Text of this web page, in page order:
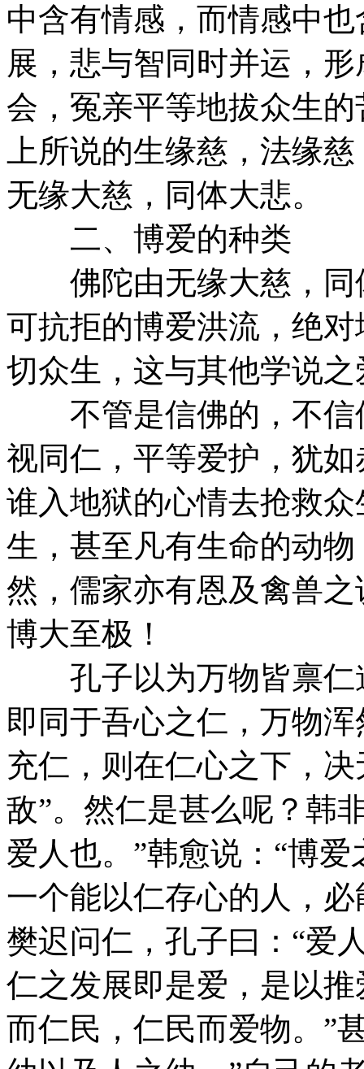
中含有情感，而情感中
展，悲与智同时并运，
会，冤亲平等地拔众生
上所说的生缘慈，法缘
无缘大慈，同体大悲。
二、博爱的种类
佛陀由无缘大慈，同
可抗拒的博爱洪流，绝
切众生，这与其他学说
不管是信佛的，不信
视同仁，平等爱护，犹
谁入地狱的心情去抢救
生，甚至凡有生命的动
然，儒家亦有恩及禽兽
博大至极！
孔子以为万物皆禀仁
即同于吾心之仁，万物
充仁，则在仁心之下，
敌”。然仁是甚么呢？韩
爱人也。”韩愈说：“博
一个能以仁存心的人，
樊迟问仁，孔子曰：“爱
仁之发展即是爱，是以
而仁民，仁民而爱物。”